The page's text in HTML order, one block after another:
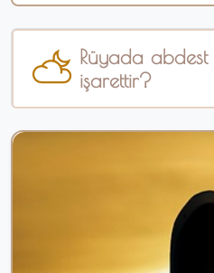
Rüyada
işarettir?